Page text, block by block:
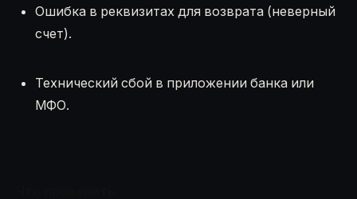
Ошибка в реквизитах для возврата (неверный
счет).
Технический сбой в приложении банка или
МФО.